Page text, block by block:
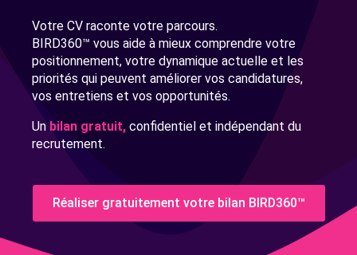
Votre CV raconte votre parcours.
BIRD360™ vous aide à mieux comprendre votre
positionnement, votre dynamique actuelle et les
priorités qui peuvent améliorer vos candidatures,
vos entretiens et vos opportunités.
Un bilan gratuit, confidentiel et indépendant du
recrutement.
Réaliser gratuitement votre bilan BIRD360™